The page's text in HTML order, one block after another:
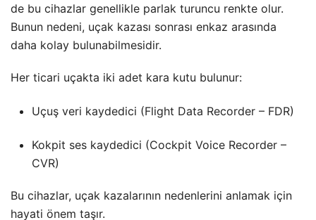
de bu cihazlar genellikle parlak turuncu renkte olur.
Bunun nedeni, uçak kazası sonrası enkaz arasında
daha kolay bulunabilmesidir.
Her ticari uçakta iki adet kara kutu bulunur:
Uçuş veri kaydedici (Flight Data Recorder – FDR)
Kokpit ses kaydedici (Cockpit Voice Recorder –
CVR)
Bu cihazlar, uçak kazalarının nedenlerini anlamak için
hayati önem taşır.